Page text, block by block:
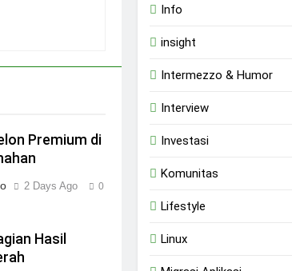
Premium di
2 Days Ago 0
Hasil
Info
insight
Intermezzo & Humor
Interview
Investasi
Komunitas
Lifestyle
Linux